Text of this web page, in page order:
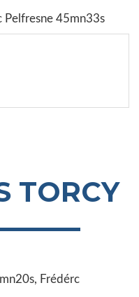
45mn33s
TORCY
Frédérc